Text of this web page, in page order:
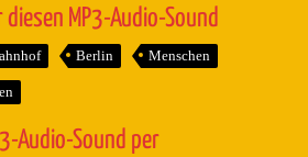
MP3-Audio-Sound
Berlin Menschen
Audio-Sound per